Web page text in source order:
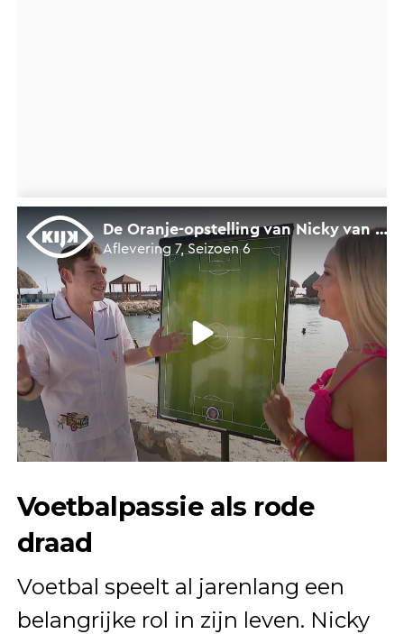
Voetbalpassie als rode
draad
Voetbal speelt al jarenlang een
belangrijke rol in zijn leven. Nicky